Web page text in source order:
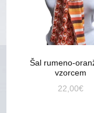
Šal rumeno-
vzorcem
22,00€